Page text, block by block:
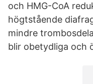
och HMG-CoA
högtstående
mindre
blir obetydliga och